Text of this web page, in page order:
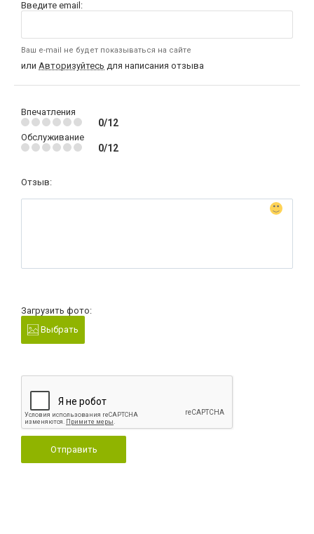
Введите email:
Ваш e-mail не будет показываться на сайте
или Авторизуйтесь для написания отзыва
Впечатления
0/12
Обслуживание
0/12
Отзыв:
Загрузить фото:
Выбрать
Отправить